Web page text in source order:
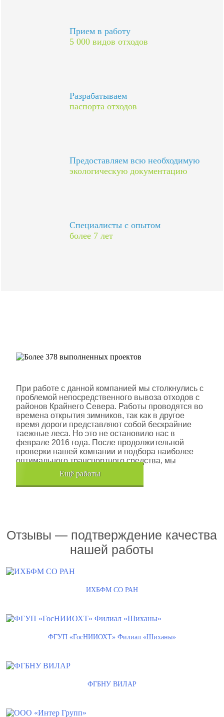
Прием в работу
5 000 видов отходов
Разрабатываем
паспорта отходов
Предоставляем всю необходимую
экологическую документацию
Специалисты с опытом
более 7 лет
При работе с данной компанией мы столкнулись с
проблемой непосредственного вывоза отходов с
районов Крайнего Севера. Работы проводятся во
времена открытия зимников, так как в другое
время дороги представляют собой бескрайние
таежные леса. Но это не остановило нас в
феврале 2016 года. После продолжительной
проверки нашей компании и подбора наиболее
оптимального транспортного средства, мы
помогли данной компании.
Eщё работы
Отзывы — подтверждение качества
нашей работы
ИХБФМ СО РАН
ФГУП «ГосНИИОХТ» Филиал «Шиханы»
ФГБНУ ВИЛАР